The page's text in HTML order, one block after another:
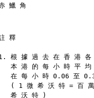
鱲 角
釋
根 據 過 去 在 香 港 各
本 港 的 每 小 時 平 均
在 每 小 時 0.06 至 0.3
( 1 微 希 沃 特 = 百 萬
希 沃 特 )